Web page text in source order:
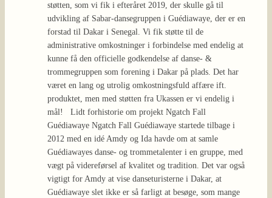
støtten, som vi fik i efteråret 2019, der skulle gå til
udvikling af Sabar-dansegruppen i Guédiawaye, der er en
forstad til Dakar i Senegal. Vi fik støtte til de
administrative omkostninger i forbindelse med endelig at
kunne få den officielle godkendelse af danse- &
trommegruppen som forening i Dakar på plads. Det har
været en lang og utrolig omkostningsfuld affære ift.
produktet, men med støtten fra Ukassen er vi endelig i
mål! Lidt forhistorie om projekt Ngatch Fall
Guédiawaye Ngatch Fall Guédiawaye startede tilbage i
2012 med en idé Amdy og Ida havde om at samle
Guédiawayes danse- og trommetalenter i en gruppe, med
vægt på videreførsel af kvalitet og tradition. Det var også
vigtigt for Amdy at vise danseturisterne i Dakar, at
Guédiawaye slet ikke er så farligt at besøge, som mange